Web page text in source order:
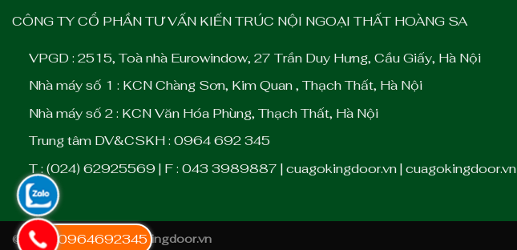
0964692345
CÔNG TY CỔ PHẦN TƯ VẤN KIẾN TRÚC NỘI NGOẠI THẤT HOÀNG SA
VPGD : 2515, Toà nhà Eurowindow, 27 Trần Duy Hưng, Cầu Giấy, Hà Nội
Nhà máy số 1 : KCN Chàng Sơn, Kim Quan , Thạch Thất, Hà Nội
Nhà máy số 2 : KCN Văn Hóa Phùng, Thạch Thất, Hà Nội
Trung tâm DV&CSKH : 0964 692 345
T : (024) 62925569 | F : 043 3989887 | cuagokingdoor.vn | cuagokingdoor.vn
© Bản quyền thuộc vềkingdoor.vn